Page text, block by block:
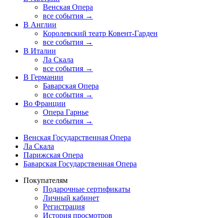
Венская Опера
все события →
В Англии
Королевский театр Ковент-Гарден
все события →
В Италии
Ла Скала
все события →
В Германии
Баварская Опера
все события →
Во Франции
Опера Гарнье
все события →
Венская Государственная Опера
Ла Скала
Парижская Опера
Баварская Государственная Опера
Покупателям
Подарочные сертификаты
Личный кабинет
Регистрация
История просмотров